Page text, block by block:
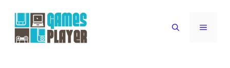
contenuto
MENU